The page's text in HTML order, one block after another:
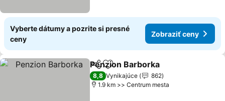
Vyberte dátumy a pozrite si presné
ceny
Zobraziť ceny
ZdieľaťPridať do obľúbených
Penzion Barborka
8,8 Vynikajúce
862
1.9 km >> Centrum mesta